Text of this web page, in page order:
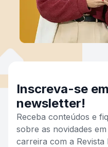
Inscreva-se
newsletter!
Receba conteúdos e
sobre as novidades
carreira com a Revista